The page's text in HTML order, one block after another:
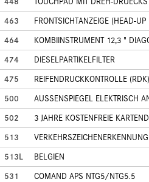
463
FRONTSICHTANZEIGE (HEAD-UP
464
KOMBIINSTRUMENT 12,3 "
474
DIESELPARTIKELFILTER
475
REIFENDRUCKKONTROLLE (RDK)
500
AUSSENSPIEGEL ELEKTRISCH
502
3 JAHRE KOSTENFREIE
513
VERKEHRSZEICHENERKENNUNG
513L
BELGIEN
531
COMAND APS NTG5/NTG5.5